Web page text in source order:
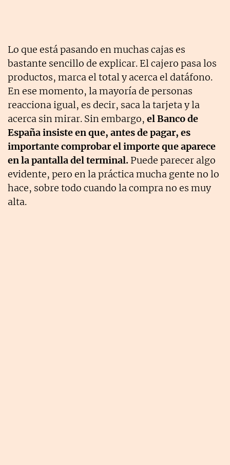
Lo que está pasando en muchas cajas es
bastante sencillo de explicar. El cajero pasa los
productos, marca el total y acerca el datáfono.
En ese momento, la mayoría de personas
reacciona igual, es decir, saca la tarjeta y la
acerca sin mirar. Sin embargo, el Banco de
España insiste en que, antes de pagar, es
importante comprobar el importe que aparece
en la pantalla del terminal. Puede parecer algo
evidente, pero en la práctica mucha gente no lo
hace, sobre todo cuando la compra no es muy
alta.